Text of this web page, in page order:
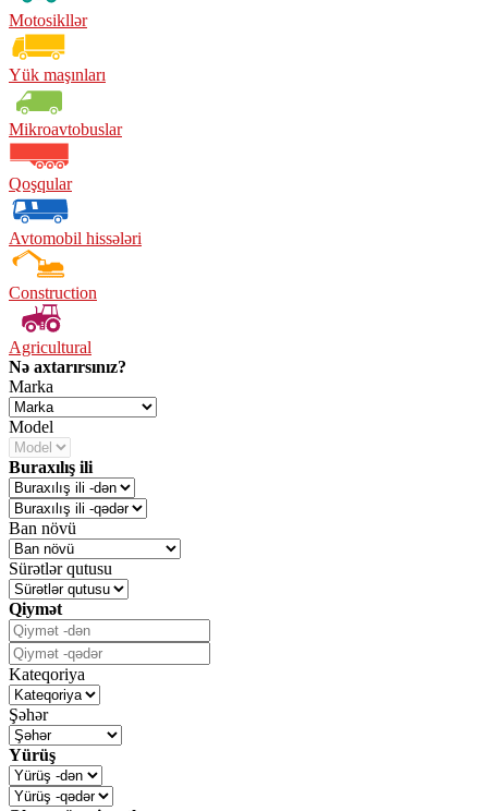
Motosikllər
Yük maşınları
Mikroavtobuslar
Qoşqular
Avtomobil hissələri
Construction
Agricultural
Nə axtarırsınız?
Marka
Model
Buraxılış ili
Ban növü
Sürətlər qutusu
Qiymət
Kateqoriya
Şəhər
Yürüş